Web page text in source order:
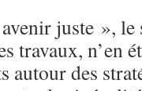
juste », le
travaux, n’en
autour des